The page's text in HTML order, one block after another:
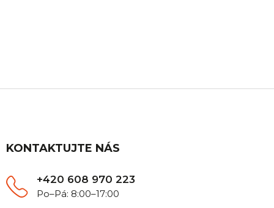
KONTAKTUJTE NÁS
+420 608 970 223
Po–Pá: 8:00–17:00